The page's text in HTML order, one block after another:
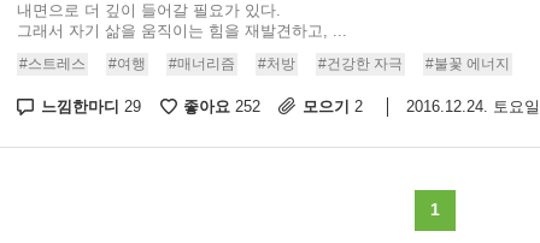
내면으로 더 깊이 들어갈 필요가 있다.
그래서 자기 삶을 움직이는 힘을 재발견하고, ...
#스트레스 #여행 #매너리즘 #처방 #건강한 자극 #불꽃 에너지
느낌한마디 29 좋아요 252 모으기 2 2016.12.24. 토요일
1